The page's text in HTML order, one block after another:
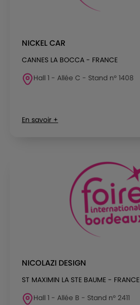
NICKEL CAR
CANNES LA BOCCA - FRANCE
Hall 1 - Allée C - Stand n° 1408
En savoir +
NICOLAZI DESIGN
ST MAXIMIN LA STE BAUME - FRANCE
Hall 1 - Allée B - Stand n° 2411